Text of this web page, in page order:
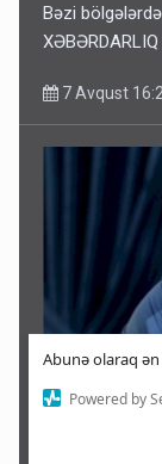
Abunə olaraq
Powered by
Bəzi
XƏBƏRDARLIQ
7 Avqust
Rəşad Dağlı